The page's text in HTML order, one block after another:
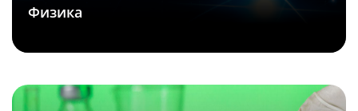
Форма: очная
Физика